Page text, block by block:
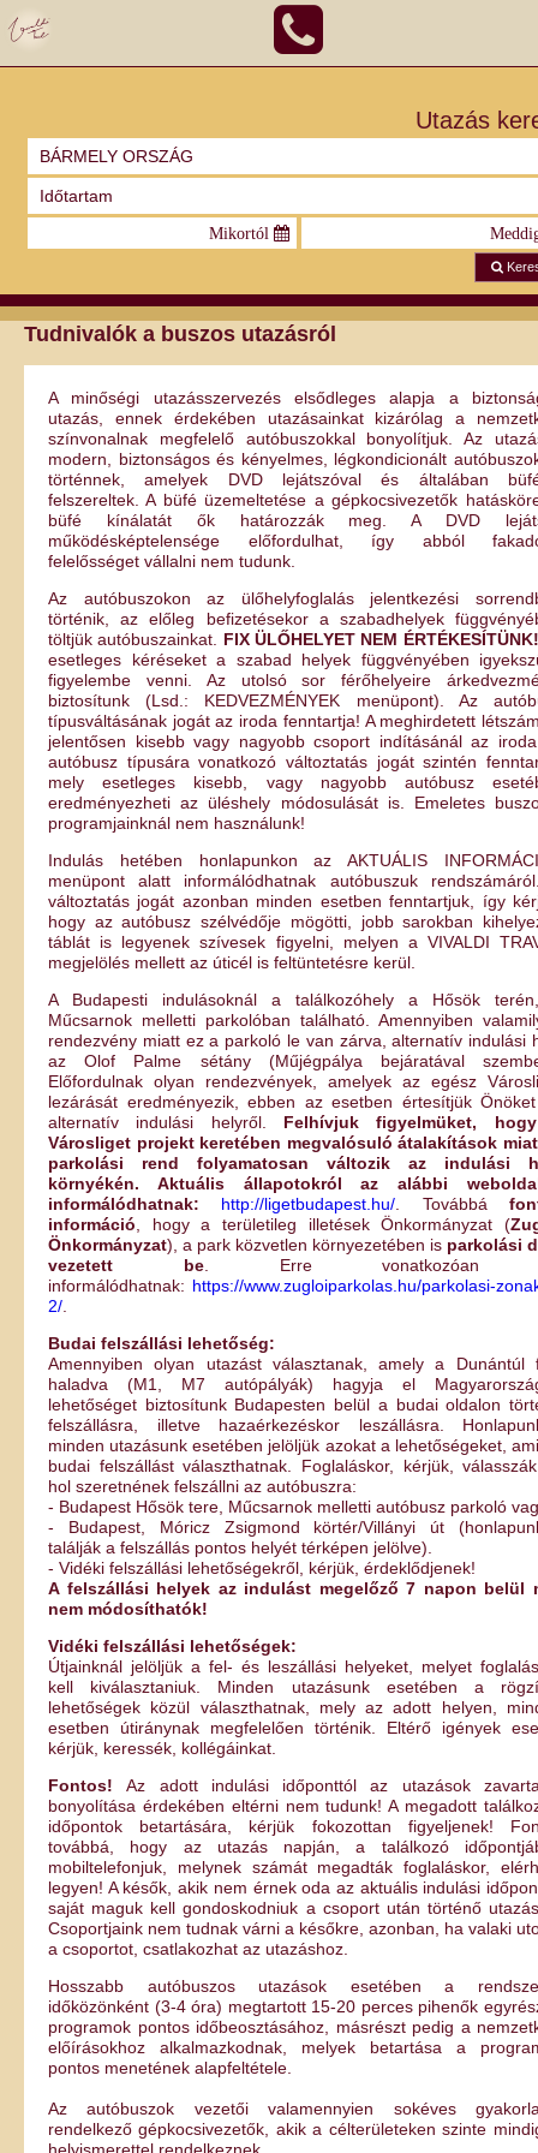
Utazás
Tudnivalók a buszos utazásról
A minőségi utazásszervezés elsődleges alapja a
utazás, ennek érdekében utazásainkat kizárólag a
színvonalnak megfelelő autóbuszokkal bonyolítjuk. Az
modern, biztonságos és kényelmes, légkondicionált
történnek, amelyek DVD lejátszóval és általában
felszereltek. A büfé üzemeltetése a gépkocsivezetők
büfé kínálatát ők határozzák meg. A DVD
működésképtelensége előfordulhat, így abból
felelősséget vállalni nem tudunk.
Az autóbuszokon az ülőhelyfoglalás jelentkezési
történik, az előleg befizetésekor a szabadhelyek
töltjük autóbuszainkat. FIX ÜLŐHELYET NEM ÉRTÉKESÍTÜNK!
esetleges kéréseket a szabad helyek függvényében
figyelembe venni. Az utolsó sor férőhelyeire
biztosítunk (Lsd.: KEDVEZMÉNYEK menüpont). Az
típusváltásának jogát az iroda fenntartja! A meghirdetett
jelentősen kisebb vagy nagyobb csoport indításánál az
autóbusz típusára vonatkozó változtatás jogát szintén
mely esetleges kisebb, vagy nagyobb autóbusz
eredményezheti az üléshely módosulását is. Emeletes
programjainknál nem használunk!
Indulás hetében honlapunkon az AKTUÁLIS
menüpont alatt informálódhatnak autóbuszuk
változtatás jogát azonban minden esetben fenntartjuk, így
hogy az autóbusz szélvédője mögötti, jobb sarokban
táblát is legyenek szívesek figyelni, melyen a VIVALDI
megjelölés mellett az úticél is feltüntetésre kerül.
A Budapesti indulásoknál a találkozóhely a Hősök
Műcsarnok melletti parkolóban található. Amennyiben
rendezvény miatt ez a parkoló le van zárva, alternatív indulási
az Olof Palme sétány (Műjégpálya bejáratával
Előfordulnak olyan rendezvények, amelyek az egész
lezárását eredményezik, ebben az esetben értesítjük
alternatív indulási helyről. Felhívjuk figyelmüket,
Városliget projekt keretében megvalósuló átalakítások
parkolási rend folyamatosan változik az indulási
környékén. Aktuális állapotokról az alábbi
informálódhatnak: http://ligetbudapest.hu/ . Továbbá
információ , hogy a területileg illetések Önkormányzat (
Önkormányzat), a park közvetlen környezetében is parkolási
vezetett be. Erre vonatkozóan
informálódhatnak: https://www.zugloiparkolas.hu/parkolasi-
2/
Budai felszállási lehetőség:
Amennyiben olyan utazást választanak, amely a Dunántúl
haladva (M1, M7 autópályák) hagyja el
lehetőséget biztosítunk Budapesten belül a budai oldalon
felszállásra, illetve hazaérkezéskor leszállásra.
minden utazásunk esetében jelöljük azokat a lehetőségeket,
budai felszállást választhatnak. Foglaláskor, kérjük,
hol szeretnének felszállni az autóbuszra:
- Budapest Hősök tere, Műcsarnok melletti autóbusz parkoló
- Budapest, Móricz Zsigmond körtér/Villányi út
találják a felszállás pontos helyét térképen jelölve).
- Vidéki felszállási lehetőségekről, kérjük, érdeklődjenek!
A felszállási helyek az indulást megelőző 7 napon belül
nem módosíthatók!
Vidéki felszállási lehetőségek:
Útjainknál jelöljük a fel- és leszállási helyeket, melyet
kell kiválasztaniuk. Minden utazásunk esetében a
lehetőségek közül választhatnak, mely az adott helyen,
esetben útiránynak megfelelően történik. Eltérő igények
kérjük, keressék, kollégáinkat.
Fontos!Az adott indulási időponttól az utazások
bonyolítása érdekében eltérni nem tudunk! A megadott
időpontok betartására, kérjük fokozottan figyeljenek!
továbbá, hogy az utazás napján, a találkozó
mobiltelefonjuk, melynek számát megadták foglaláskor,
legyen! A késők, akik nem érnek oda az aktuális indulási
saját maguk kell gondoskodniuk a csoport után történő
Csoportjaink nem tudnak várni a későkre, azonban, ha valaki
a csoportot, csatlakozhat az utazáshoz.
Hosszabb autóbuszos utazások esetében a
időközönként (3-4 óra) megtartott 15-20 perces pihenők
programok pontos időbeosztásához, másrészt pedig a
előírásokhoz alkalmazkodnak, melyek betartása a
pontos menetének alapfeltétele.
Az autóbuszok vezetői valamennyien sokéves
rendelkező gépkocsivezetők, akik a célterületeken szinte